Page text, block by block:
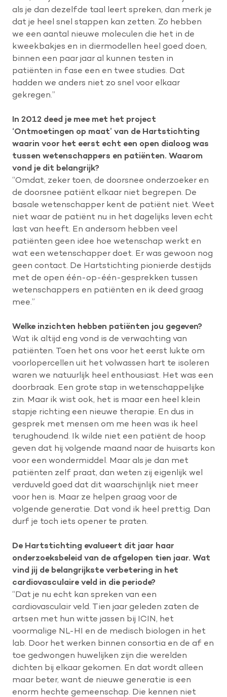
als je dan dezelfde taal leert spreken, dan merk je
dat je heel snel stappen kan zetten. Zo hebben
we een aantal nieuwe moleculen die het in de
kweekbakjes en in diermodellen heel goed doen,
binnen een paar jaar al kunnen testen in
patiënten in fase een en twee studies. Dat
hadden we anders niet zo snel voor elkaar
gekregen.”
In 2012 deed je mee met het project
‘Ontmoetingen op maat’ van de Hartstichting
waarin voor het eerst echt een open dialoog was
tussen wetenschappers en patiënten. Waarom
vond je dit belangrijk?
“Omdat, zeker toen, de doorsnee onderzoeker en
de doorsnee patiënt elkaar niet begrepen. De
basale wetenschapper kent de patiënt niet. Weet
niet waar de patiënt nu in het dagelijks leven echt
last van heeft. En andersom hebben veel
patiënten geen idee hoe wetenschap werkt en
wat een wetenschapper doet. Er was gewoon nog
geen contact. De Hartstichting pionierde destijds
met de open één-op-één-gesprekken tussen
wetenschappers en patiënten en ik deed graag
mee.”
Welke inzichten hebben patiënten jou gegeven?
Wat ik altijd eng vond is de verwachting van
patiënten. Toen het ons voor het eerst lukte om
voorlopercellen uit het volwassen hart te isoleren
waren we natuurlijk heel enthousiast. Het was een
doorbraak. Een grote stap in wetenschappelijke
zin. Maar ik wist ook, het is maar een heel klein
stapje richting een nieuwe therapie. En dus in
gesprek met mensen om me heen was ik heel
terughoudend. Ik wilde niet een patiënt de hoop
geven dat hij volgende maand naar de huisarts kon
voor een wondermiddel. Maar als je dan met
patiënten zelf praat, dan weten zij eigenlijk wel
verduveld goed dat dit waarschijnlijk niet meer
voor hen is. Maar ze helpen graag voor de
volgende generatie. Dat vond ik heel prettig. Dan
durf je toch iets opener te praten.
De Hartstichting evalueert dit jaar haar
onderzoeksbeleid van de afgelopen tien jaar. Wat
vind jij de belangrijkste verbetering in het
cardiovasculaire veld in die periode?
“Dat je nu echt kan spreken van een
cardiovasculair veld. Tien jaar geleden zaten de
artsen met hun witte jassen bij ICIN, het
voormalige NL-HI en de medisch biologen in het
lab. Door het werken binnen consortia en de af en
toe gedwongen huwelijken zijn die werelden
dichten bij elkaar gekomen. En dat wordt alleen
maar beter, want de nieuwe generatie is een
enorm hechte gemeenschap. Die kennen niet